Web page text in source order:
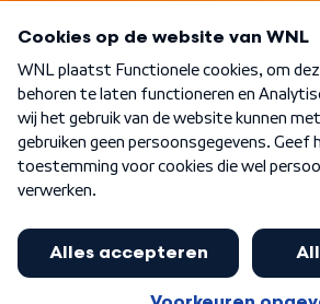
Nieuwsbrief
Word Lid